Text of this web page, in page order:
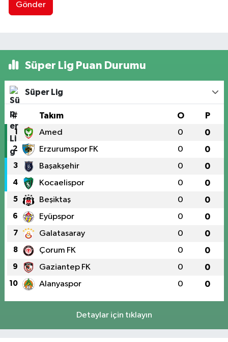
Gönder
Süper Lig Puan Durumu
Süper Lig
# Takım O P
1 Amed 0 0
2 Erzurumspor FK 0 0
3 Başakşehir 0 0
4 Kocaelispor 0 0
5 Beşiktaş 0 0
6 Eyüpspor 0 0
7 Galatasaray 0 0
8 Çorum FK 0 0
9 Gaziantep FK 0 0
10 Alanyaspor 0 0
Detaylar için tıklayın